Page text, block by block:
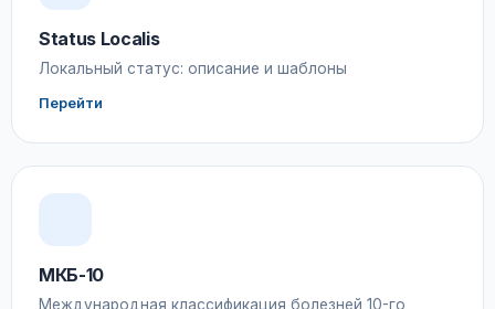
Status Localis
Локальный статус: описание и шаблоны
Перейти
МКБ-10
Международная классификация болезней 10-го